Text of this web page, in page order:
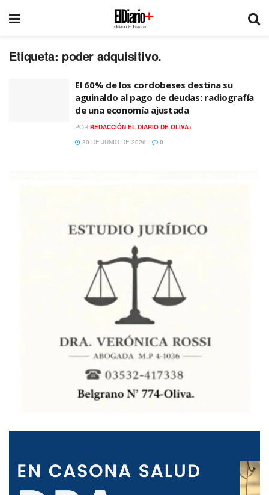
Etiqueta: poder adquisitivo.
El 60% de los cordobeses destina su
aguinaldo al pago de deudas: radiografía
de una economía ajustada
POR REDACCIÓN EL DIARIO DE OLIVA+
30 DE JUNIO DE 2026
0